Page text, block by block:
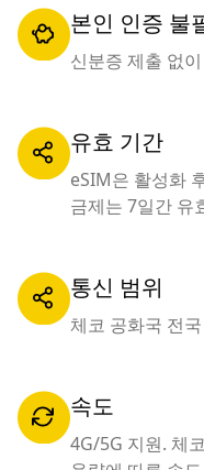
본인 인증 불
신분증 제출 없
유효 기간
eSIM은 활성화
금제는 7일간 유
통신 범위
체코 공화국 전
속도
4G/5G 지원. 체